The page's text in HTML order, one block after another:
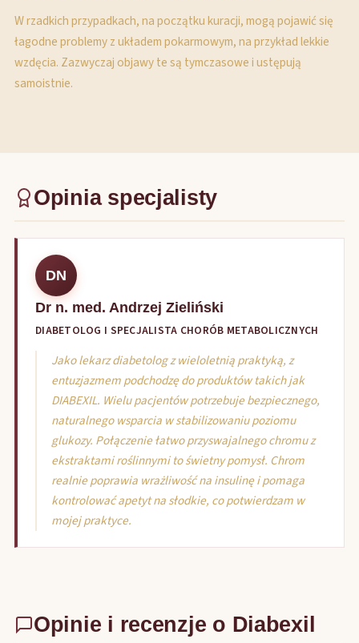
W rzadkich przypadkach, na początku kuracji, mogą pojawić się
łagodne problemy z układem pokarmowym, na przykład lekkie
wzdęcia. Zazwyczaj objawy te są tymczasowe i ustępują
samoistnie.
Opinia specjalisty
DN
Dr n. med. Andrzej Zieliński
DIABETOLOG I SPECJALISTA CHORÓB METABOLICZNYCH
Jako lekarz diabetolog z wieloletnią praktyką, z
entuzjazmem podchodzę do produktów takich jak
DIABEXIL. Wielu pacjentów potrzebuje bezpiecznego,
naturalnego wsparcia w stabilizowaniu poziomu
glukozy. Połączenie łatwo przyswajalnego chromu z
ekstraktami roślinnymi to świetny pomysł. Chrom
realnie poprawia wrażliwość na insulinę i pomaga
kontrolować apetyt na słodkie, co potwierdzam w
mojej praktyce.
Opinie i recenzje o Diabexil